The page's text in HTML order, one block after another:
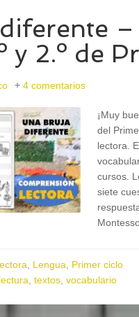
y 2.º de
4 comentarios
¡Muy
del
lectora.
cursos.
siete
Lengua
Primer ciclo
lectura textos vocabulario